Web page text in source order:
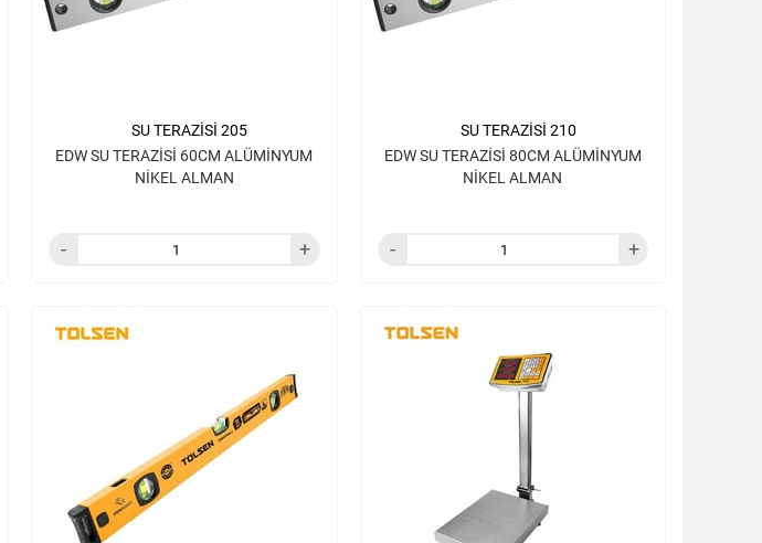
EDW SU TERAZİSİ 60CM ALÜMİNYUM
NİKEL ALMAN
SU TERAZİSİ 205
EDW SU TERAZİSİ 80CM ALÜMİNYUM
NİKEL ALMAN
SU TERAZİSİ 210